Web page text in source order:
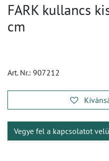
FARK kullancs
cm
Art. Nr.: 907212
Vegye fel a kapcsolatot